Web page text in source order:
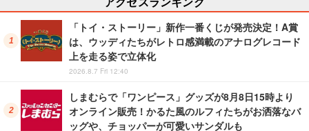
「トイ・ストーリー」新作一番くじが発売決定！A賞
は、ウッディたちがレトロ感満載のアナログレコード
上を走る姿で立体化
2026.8.7 Fri 12:40
しまむらで「ワンピース」グッズが8月8日15時より
オンライン販売！かるた風のルフィたちがお洒落なバ
ッグや、チョッパーが可愛いサンダルも